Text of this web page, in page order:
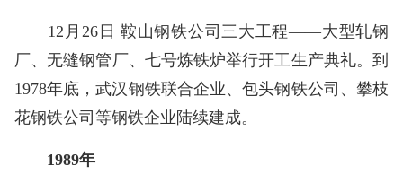
12月26日 鞍山钢铁公司三大工程——大型轧钢
厂、无缝钢管厂、七号炼铁炉举行开工生产典礼。到
1978年底，武汉钢铁联合企业、包头钢铁公司、攀枝
花钢铁公司等钢铁企业陆续建成。
1989年